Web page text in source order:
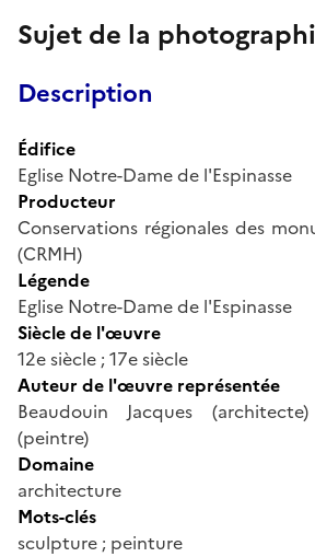
Sujet de la
Description
Édifice
Eglise Notre-Dame de l'Espinasse
Producteur
Conservations régionales des
(CRMH)
Légende
Eglise Notre-Dame de l'Espinasse
Siècle de l'œuvre
12e siècle ; 17e siècle
Auteur de l'œuvre représentée
Beaudouin Jacques
(peintre)
Domaine
architecture
Mots-clés
sculpture ; peinture